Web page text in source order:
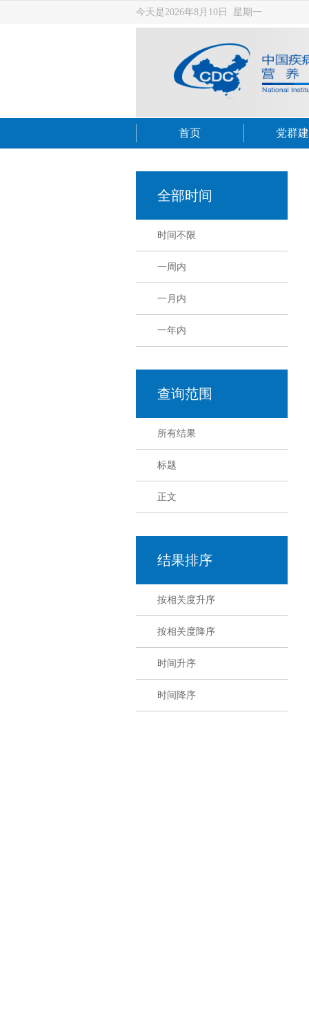
今天是2026年8月10日 星期一
首页 党群
全部时间
时间不限
一周内
一月内
一年内
查询范围
所有结果
标题
正文
结果排序
按相关度升序
按相关度降序
时间升序
时间降序